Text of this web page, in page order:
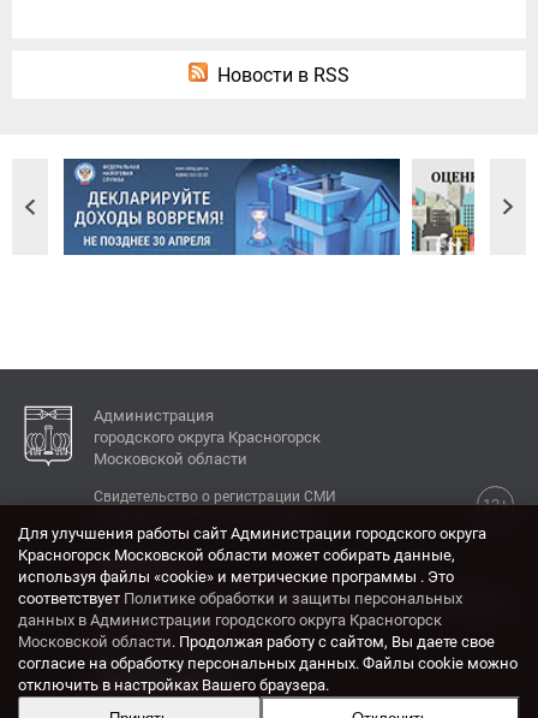
Новости в RSS
Администрация
городского округа Красногорск
Московской области
12+
Свидетельство о регистрации СМИ
КОНТАКТЫ
Адрес: 143404, Московская область, г. Красногорск,
ул. Ленина, дом 4.
Электронная почта:
krasrn@mosreg.ru
Для улучшения работы сайт Администрации городского округа
Красногорск Московской области может собирать данные,
используя файлы «cookie» и метрические программы . Это
соответствует Политике обработки и защиты персональных
данных в Администрации городского округа Красногорск
Московской области. Продолжая работу с сайтом, Вы даете свое
согласие на обработку персональных данных. Файлы cookie можно
отключить в настройках Вашего браузера.